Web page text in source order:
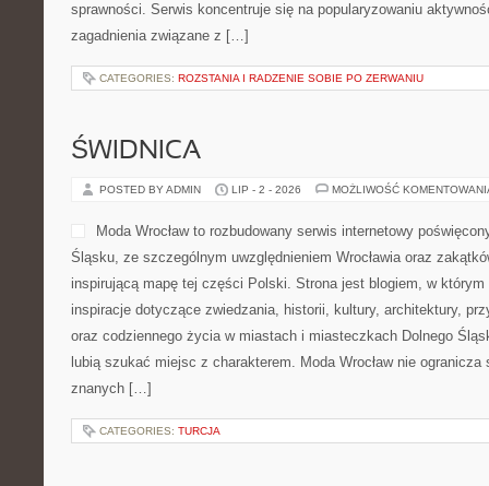
sprawności. Serwis koncentruje się na popularyzowaniu
zagadnienia związane z […]
CATEGORIES: ROZSTANIA I RADZENIE SOBIE PO ZERWANIU
ŚWIDNICA
POSTED BY ADMIN LIP - 2 - 2026 MOŻLIWOŚĆ
Moda Wrocław to rozbudowany serwis internetowy
Śląsku, ze szczególnym uwzględnieniem Wrocławia oraz
inspirującą mapę tej części Polski. Strona jest blogiem, w
inspiracje dotyczące zwiedzania, historii, kultury, architektury,
oraz codziennego życia w miastach i miasteczkach Dolnego
lubią szukać miejsc z charakterem. Moda Wrocław nie ogranicza
znanych […]
CATEGORIES: TURCJA